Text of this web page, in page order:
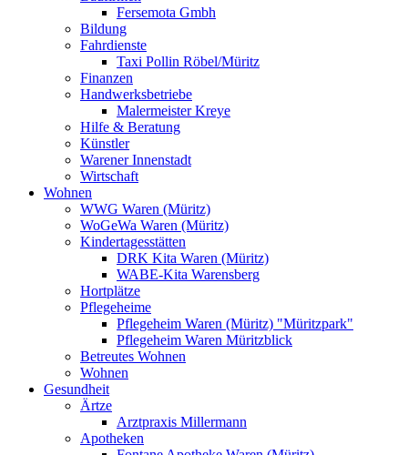
Fersemota Gmbh
Bildung
Fahrdienste
Taxi Pollin Röbel/Müritz
Finanzen
Handwerksbetriebe
Malermeister Kreye
Hilfe & Beratung
Künstler
Warener Innenstadt
Wirtschaft
Wohnen
WWG Waren (Müritz)
WoGeWa Waren (Müritz)
Kindertagesstätten
DRK Kita Waren (Müritz)
WABE-Kita Warensberg
Hortplätze
Pflegeheime
Pflegeheim Waren (Müritz) "Müritzpark"
Pflegeheim Waren Müritzblick
Betreutes Wohnen
Wohnen
Gesundheit
Ärtze
Arztpraxis Millermann
Apotheken